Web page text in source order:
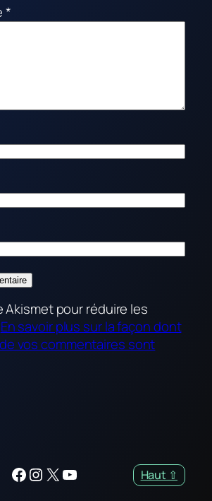
*
Akismet pour réduire les
En savoir plus sur la façon dont
vos commentaires sont
Facebook
Instagram
X YouTube Haut ⇧